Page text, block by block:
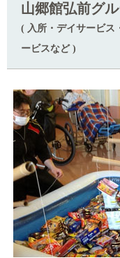
山郷館弘前グ
( 入所・デイサービス
ービスなど )